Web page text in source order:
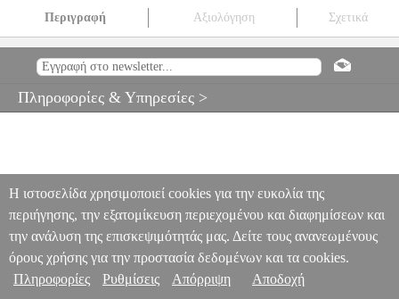
Περιγραφή Αξιολόγηση Σχετικά
MSC.003010 MSC.003010 THOMASTIK THOMASTIK ΧΟΡΔΕΣ
0
Πληροφορίες & Υπηρεσίες >
Η ιστοσελίδα χρησιμοποιεί cookies για την ευκολία της
περιήγησης, την εξατομίκευση περιεχομένου και διαφημίσεων και
την ανάλυση της επισκεψιμότητάς μας. Δείτε τους ανανεωμένους
όρους χρήσης για την προστασία δεδομένων και τα cookies.
Πληροφορίες
Ρυθμίσεις Απόρριψη Αποδοχή